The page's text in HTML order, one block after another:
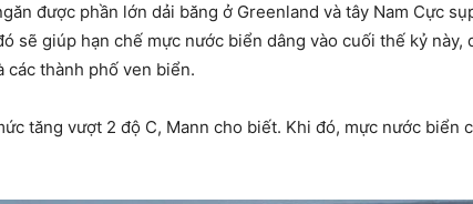
được phần lớn dải băng ở Greenland và tây Nam Cực
sẽ giúp hạn chế mực nước biển dâng vào cuối thế kỷ
các thành phố ven biển.
tăng vượt 2 độ C, Mann cho biết. Khi đó, mực nước biển